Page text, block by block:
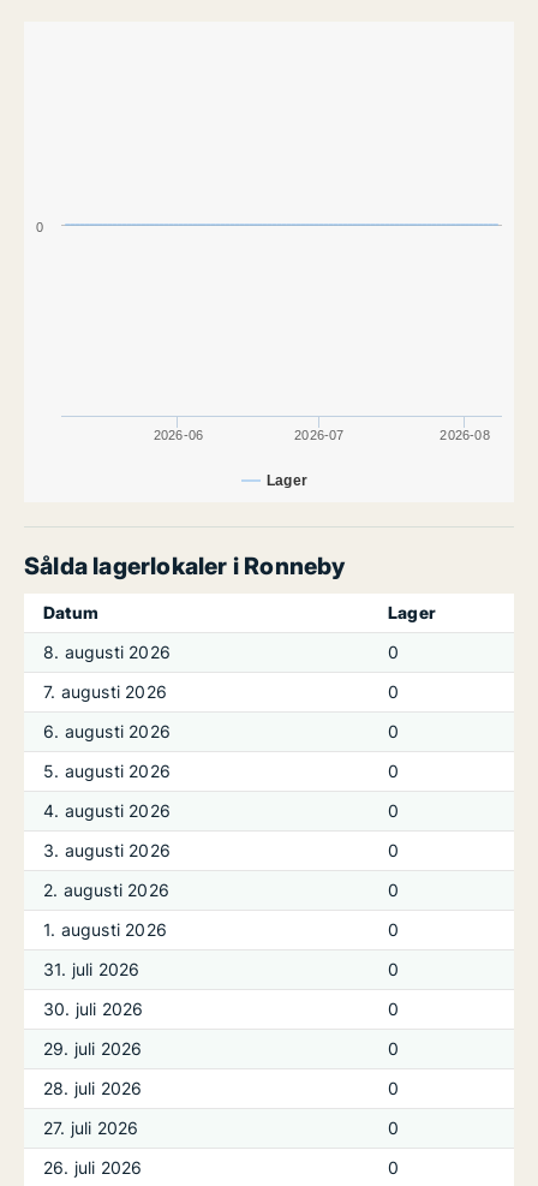
Lager
2026-06 2026-07 2026-08
0
Sålda lagerlokaler i Ronneby
Datum
Lager
8. augusti 2026
0
7. augusti 2026
0
6. augusti 2026
0
5. augusti 2026
0
4. augusti 2026
0
3. augusti 2026
0
2. augusti 2026
0
1. augusti 2026
0
31. juli 2026
0
30. juli 2026
0
29. juli 2026
0
28. juli 2026
0
27. juli 2026
0
26. juli 2026
0